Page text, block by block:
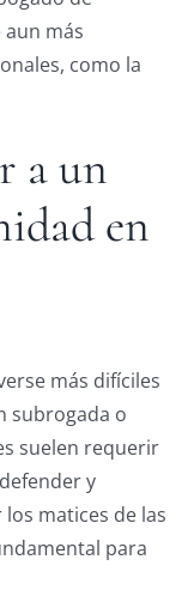
más
como la
a un
en
más difíciles
subrogada o
suelen requerir
y
matices de las
para